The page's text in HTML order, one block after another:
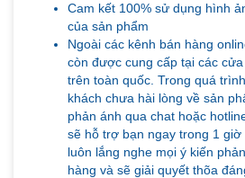
Cam kết 100% sử dụng hình
của sản phẩm
Ngoài các kênh bán hàng
còn được cung cấp tại các
trên toàn quốc. Trong quá
khách chưa hài lòng về sản
phản ánh qua chat hoặc
sẽ hỗ trợ bạn ngay trong 1 giờ
luôn lắng nghe mọi ý kiến
hàng và sẽ giải quyết thõa